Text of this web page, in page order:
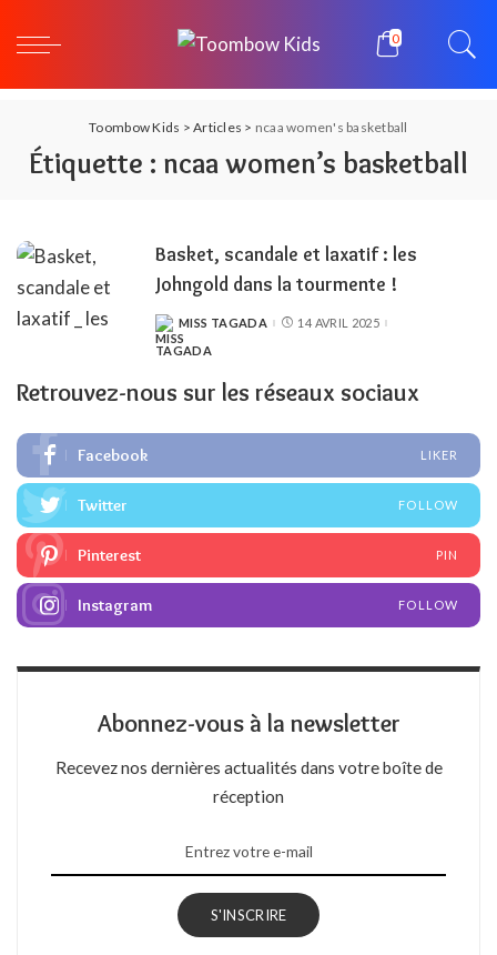
0
Toombow Kids >Articles > ncaa women's basketball
Étiquette : ncaa women’s basketball
Basket, scandale et laxatif : les
Johngold dans la tourmente !
POSTED
BY
MISS TAGADA 14 AVRIL 2025
Retrouvez-nous sur les réseaux sociaux
Facebook LIKER
Twitter FOLLOW
Pinterest PIN
Instagram FOLLOW
Abonnez-vous à la newsletter
Recevez nos dernières actualités dans votre boîte de
réception
S'INSCRIRE